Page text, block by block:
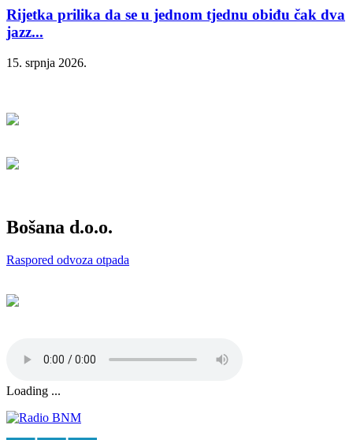
Rijetka prilika da se u jednom tjednu obiđu čak dva
jazz...
15. srpnja 2026.
Bošana d.o.o.
Raspored odvoza otpada
Loading ...